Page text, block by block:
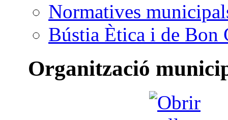
Normatives
Bústia Ètica i de Bon
Organització